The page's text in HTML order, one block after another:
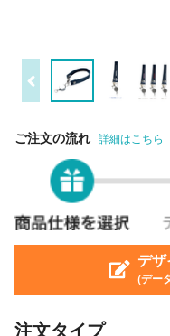
ご注文の流れ 詳細はこちら
デ
(デー
注文タイプ